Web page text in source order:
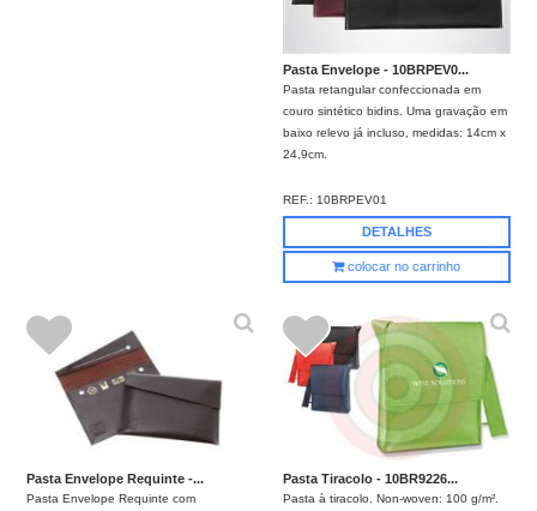
Pasta Envelope - 10BRPEV0...
Pasta retangular confeccionada em
couro sintético bidins. Uma gravação em
baixo relevo já incluso, medidas: 14cm x
24,9cm.
REF.: 10BRPEV01
DETALHES
colocar no carrinho
Pasta Envelope Requinte -...
Pasta Envelope Requinte com
Pasta Tiracolo - 10BR9226...
Pasta à tiracolo. Non-woven: 100 g/m².